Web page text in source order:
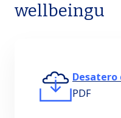
wellbeingu
PDF